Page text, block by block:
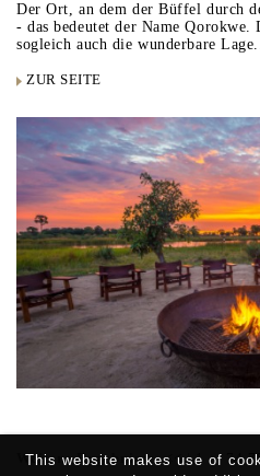
Der Ort, an dem der Büffel durch
- das bedeutet der Name Qorokwe.
sogleich auch die wunderbare
ZUR SEITE
Weitere Ergebnisse:<< |1 ... 74
This website makes use of